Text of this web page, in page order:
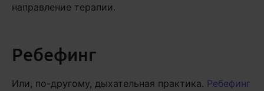
направление терапии.
Ребефинг
Или, по-другому, дыхательная практика. Ребефинг